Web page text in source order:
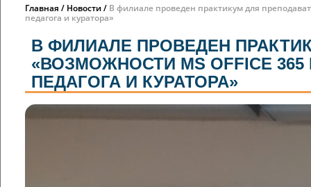
Главная Новости
В филиале проведен практикум для
педагога и куратора»
В ФИЛИАЛЕ ПРОВЕДЕН
«ВОЗМОЖНОСТИ MS OFFICE
ПЕДАГОГА И КУРАТОРА»